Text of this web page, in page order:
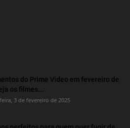
do Prime Video em fevereiro de
os filmes...
3 de fevereiro de 2025